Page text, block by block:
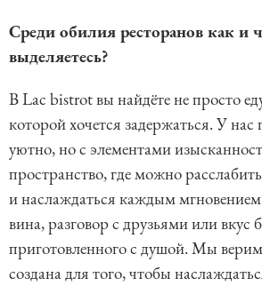
Среди обилия ресторанов как и
выделяетесь?
В Lac bistrot вы найдёте не просто
которой хочется задержаться. У
уютно, но с элементами
пространство, где можно
и наслаждаться каждым
вина, разговор с друзьями или вкус
приготовленного с душой. Мы
создана для того, чтобы